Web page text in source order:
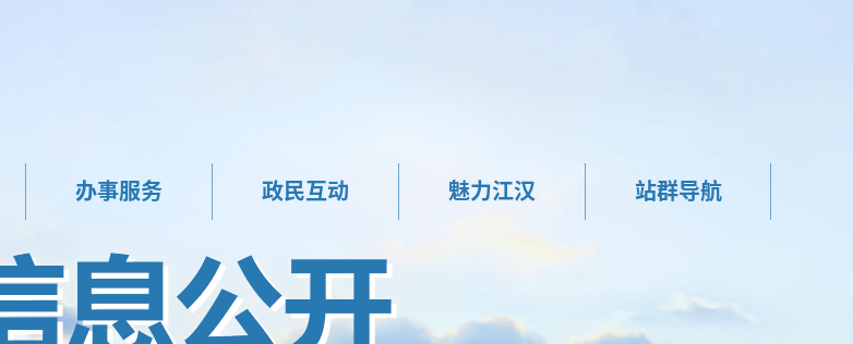
办事服务 政民互动 魅力江汉 站群导航